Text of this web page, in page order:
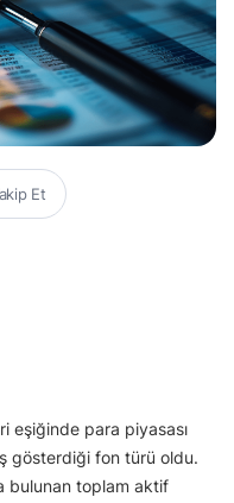
Et
eşiğinde para piyasası
gösterdiği fon türü oldu.
bulunan toplam aktif